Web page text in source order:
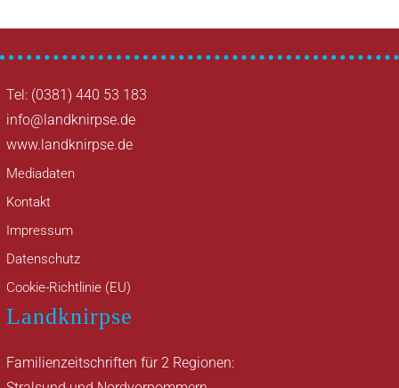
Tel: (0381) 440 53 183
info@landknirpse.de
www.landknirpse.de
Mediadaten
Kontakt
Impressum
Datenschutz
Cookie-Richtlinie (EU)
Landknirpse
Familienzeitschriften für 2 Regionen: